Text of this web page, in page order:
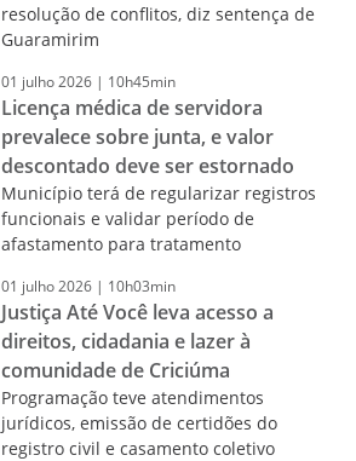
resolução de conflitos, diz sentença de
Guaramirim
01 julho2026 | 10h45min
Licença médica de servidora
prevalece sobre junta, e valor
descontado deve ser estornado
Município terá de regularizar registros
funcionais e validar período de
afastamento para tratamento
01 julho2026 | 10h03min
Justiça Até Você leva acesso a
direitos, cidadania e lazer à
comunidade de Criciúma
Programação teve atendimentos
jurídicos, emissão de certidões do
registro civil e casamento coletivo